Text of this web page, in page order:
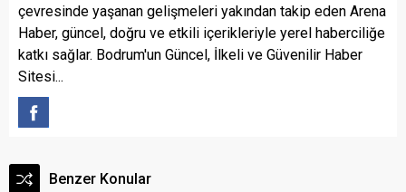
çevresinde yaşanan gelişmeleri yakından takip eden Arena
Haber, güncel, doğru ve etkili içerikleriyle yerel haberciliğe
katkı sağlar. Bodrum'un Güncel, İlkeli ve Güvenilir Haber
Sitesi...
Benzer Konular